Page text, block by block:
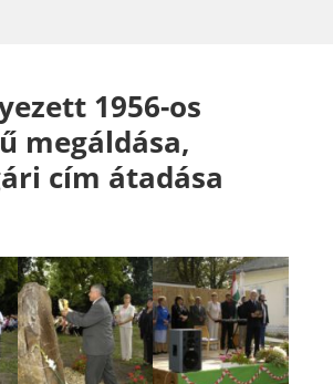
1956-os
megáldása,
cím átadása